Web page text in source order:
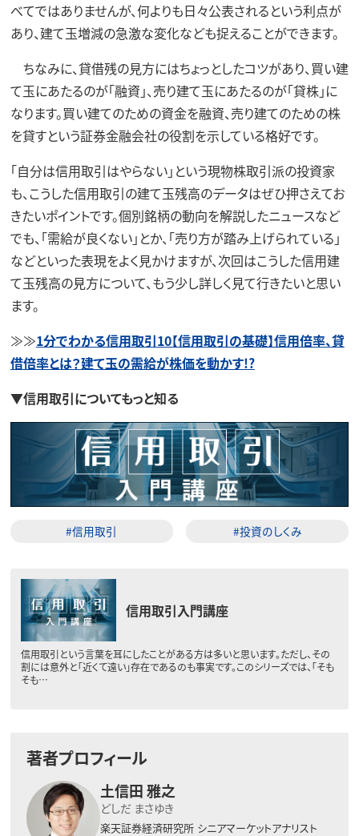
べてではありませんが、何よりも日々公表されるという利点が
あり、建て玉増減の急激な変化なども捉えることができます。
ちなみに、貸借残の見方にはちょっとしたコツがあり、買い建
て玉にあたるのが「融資」、売り建て玉にあたるのが「貸株」に
なります。買い建てのための資金を融資、売り建てのための株
を貸すという証券金融会社の役割を示している格好です。
「自分は信用取引はやらない」という現物株取引派の投資家
も、こうした信用取引の建て玉残高のデータはぜひ押さえてお
きたいポイントです。個別銘柄の動向を解説したニュースなど
でも、「需給が良くない」とか、「売り方が踏み上げられている」
などといった表現をよく見かけますが、次回はこうした信用建
て玉残高の見方について、もう少し詳しく見て行きたいと思い
ます。
≫≫1分でわかる信用取引10【信用取引の基礎】信用倍率、貸
借倍率とは？建て玉の需給が株価を動かす!?
▼信用取引についてもっと知る
#信用取引 #投資のしくみ
信用取引入門講座
信用取引という言葉を耳にしたことがある方は多いと思います。ただし、その
割には意外と「近くて遠い」存在であるのも事実です。このシリーズでは、「そも
そも…
著者プロフィール
土信田 雅之
どしだ まさゆき
楽天証券経済研究所 シニアマーケットアナリスト